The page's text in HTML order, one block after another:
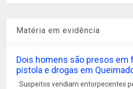
Matéria em evidência
Dois homens são presos em
pistola e drogas em
Suspeitos vendiam entorpecentes